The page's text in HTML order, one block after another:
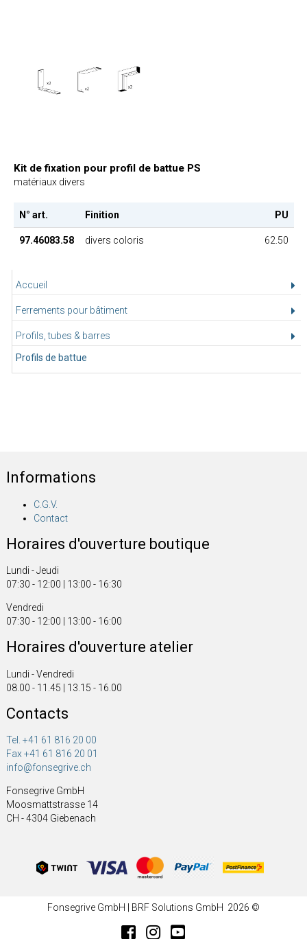
Accueil
Ferrements pour bâtiment
Profils, tubes & barres
Profils de battue
Kit de fixation pour profil de battue PS
matériaux divers
N° art. Finition PU
97.46083.58 divers coloris 62.50
Informations
C.G.V.
Contact
Horaires d'ouverture boutique
Lundi - Jeudi
07:30 - 12:00 | 13:00 - 16:30
Vendredi
07:30 - 12:00 | 13:00 - 16:00
Horaires d'ouverture atelier
Lundi - Vendredi
08.00 - 11.45 | 13.15 - 16.00
Contacts
Tel. +41 61 816 20 00
Fax +41 61 816 20 01
info@fonsegrive.ch
Fonsegrive GmbH
Moosmattstrasse 14
CH - 4304 Giebenach
Fonsegrive GmbH | BRF Solutions GmbH 2026 ©